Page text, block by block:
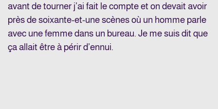
avant de tourner j’ai fait le compte et on devait avoir
près de soixante-et-une scènes où un homme parle
avec une femme dans un bureau. Je me suis dit que
ça allait être à périr d’ennui.